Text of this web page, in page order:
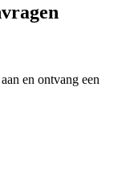
en ontvang een